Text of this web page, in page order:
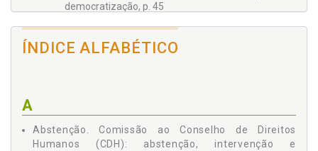
democratização, p. 45
1.3.3 Movimentos sociais de direitos humanos no
1.4 Ativismo internacional em direitos humanos, p. 61
ÍNDICE ALFABÉTICO
A
Abstenção. Comissão ao Conselho de Direitos
Humanos (CDH): abstenção, intervenção e